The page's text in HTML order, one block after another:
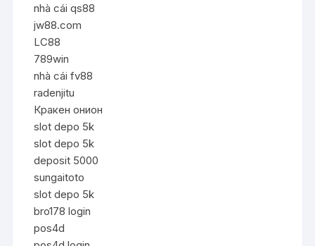
nhà cái qs88
jw88.com
LC88
789win
nhà cái fv88
radenjitu
Кракен онион
slot depo 5k
slot depo 5k
deposit 5000
sungaitoto
slot depo 5k
bro178 login
pos4d